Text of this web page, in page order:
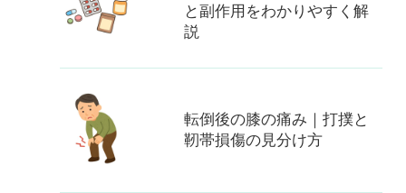
と副作用をわかりやすく解
説
転倒後の膝の痛み｜打撲と
靭帯損傷の見分け方